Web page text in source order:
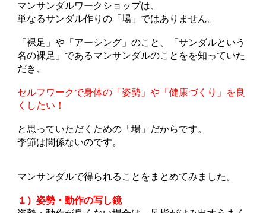
マンサンダルワークショップは、
単なるサンダル作りの「場」ではありません。
「裸足」や「アーシング」のこと、「サンダルという
名の裸足」であるマンサンダルのことをを知っていた
だき、
セルフワークで身体の「姿勢」や「健康づくり」を良
くしたい！
と思っていただくための「場」だからです。
季節は関係ないのです。
マンサンダルで得られることをまとめてみました。
１）姿勢・動作の写し鏡